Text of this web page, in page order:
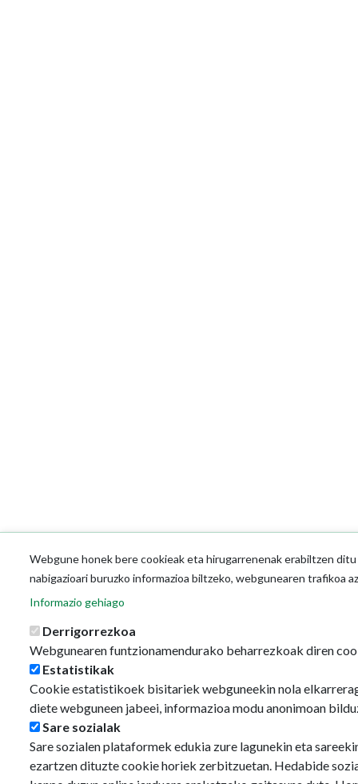
Webgune honek bere cookieak eta hirugarrenenak erabiltzen
nabigazioari buruzko informazioa biltzeko, webgunearen trafikoa
Informazio gehiago
Derrigorrezkoa
Webgunearen funtzionamendurako beharrezkoak diren
Estatistikak
Cookie estatistikoek bisitariek webguneekin nola
diete webguneen jabeei, informazioa modu anonimoan
Sare sozialak
Sare sozialen plataformek edukia zure lagunekin eta
ezartzen dituzte cookie horiek zerbitzuetan. Hedabide